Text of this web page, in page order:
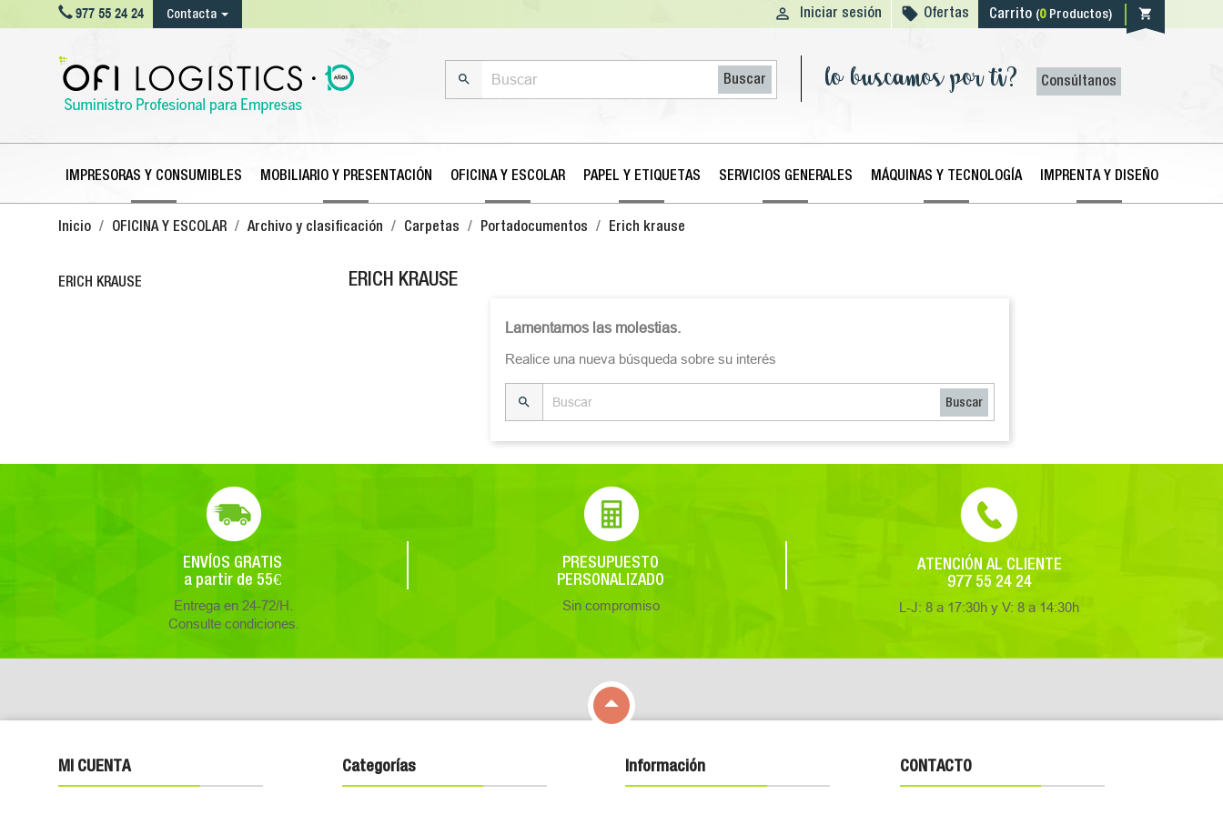
977 55 24 24 Contacta  Iniciar sesión  Ofertas Carrito (0Productos) shopping_cart
 Buscar lo buscamos por ti? Consúltanos
IMPRESORAS Y CONSUMIBLES MOBILIARIO Y PRESENTACIÓN OFICINA Y ESCOLAR PAPEL Y ETIQUETAS SERVICIOS GENERALES MÁQUINAS Y TECNOLOGÍA IMPRENTA Y DISEÑO
Inicio OFICINA Y ESCOLAR Archivo y clasificación Carpetas Portadocumentos Erich krause
ERICH KRAUSE ERICH KRAUSE
Lamentamos las molestias.
Realice una nueva búsqueda sobre su interés
 Buscar
ENVÍOS GRATIS
a partir de 55€
Entrega en 24-72/H.
Consulte condiciones.
PRESUPUESTO
PERSONALIZADO
Sin compromiso
ATENCIÓN AL CLIENTE
977 55 24 24
L-J: 8 a 17:30h y V: 8 a 14:30h

MI CUENTA Categorías Información CONTACTO